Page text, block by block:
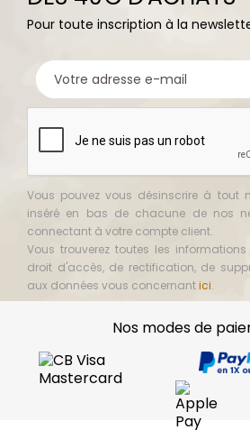
Pour toute inscription à la
Vous pouvez vous désinscrire à tout
inséré en bas de chacune de nos
connectant à votre compte client.
Vous trouverez toutes les informations
droit d'accès, de rectification, de
aux données vous concernantici.
Nos modes de